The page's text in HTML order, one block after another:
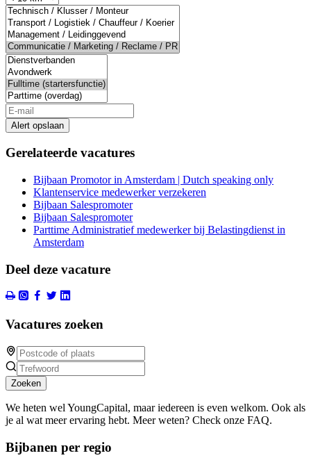
Alert opslaan
Gerelateerde vacatures
Bijbaan Promotor in Amsterdam | Dutch speaking only
Klantenservice medewerker verzekeren
Bijbaan Salespromoter
Bijbaan Salespromoter
Parttime Administratief medewerker bij Belastingdienst in
Amsterdam
Deel deze vacature
Vacatures zoeken
Zoeken
We heten wel YoungCapital, maar iedereen is even welkom. Ook als
je al wat meer ervaring hebt. Meer weten? Check onze FAQ.
Bijbanen per regio